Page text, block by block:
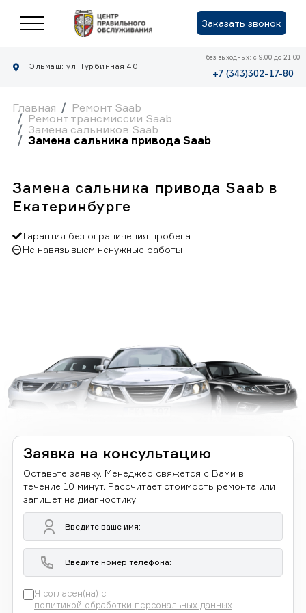
Заказать звонок
Эльмаш: ул. Турбинная 40Г
без выходных: с 9.00 до 21.00
+7 (343)302-17-80
Главная
Ремонт Saab
Ремонт трансмиссии Saab
Замена сальников Saab
Замена сальника привода Saab
Замена сальника привода Saab в
Екатеринбурге
Гарантия без ограничения пробега
Не навязывыем ненужные работы
Заявка на консультацию
Оставьте заявку. Менеджер свяжется с Вами в
течение 10 минут. Рассчитает стоимость ремонта или
запишет на диагностику
Я согласен(на) с
политикой обработки персональных данных